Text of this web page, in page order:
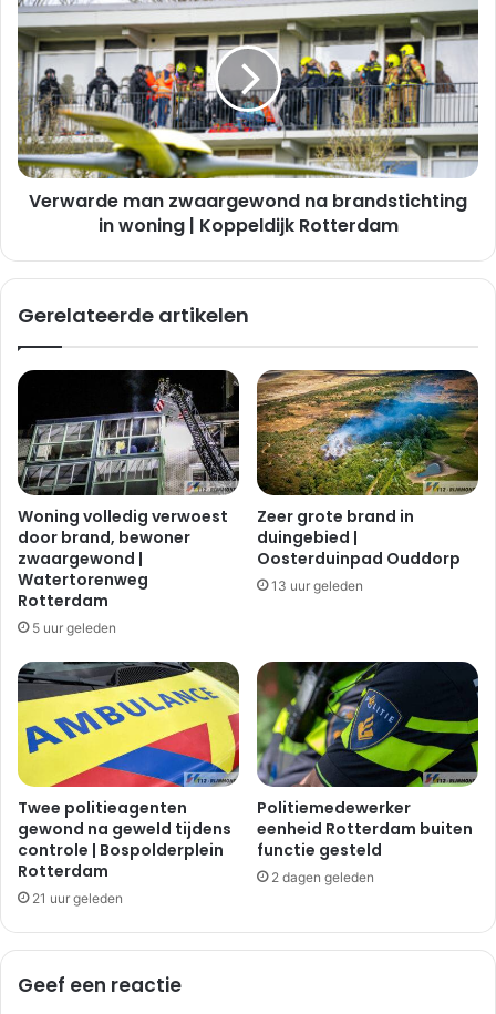
man
zwaargewond
na
brandstichting
in
woning
|
Koppeldijk
Rotterdam
Verwarde man zwaargewond na brandstichting
in woning | Koppeldijk Rotterdam
Gerelateerde artikelen
Woning volledig verwoest
door brand, bewoner
zwaargewond |
Watertorenweg
Rotterdam
5 uur geleden
Zeer grote brand in
duingebied |
Oosterduinpad Ouddorp
13 uur geleden
Twee politieagenten
gewond na geweld tijdens
controle | Bospolderplein
Rotterdam
21 uur geleden
Politiemedewerker
eenheid Rotterdam buiten
functie gesteld
2 dagen geleden
Geef een reactie